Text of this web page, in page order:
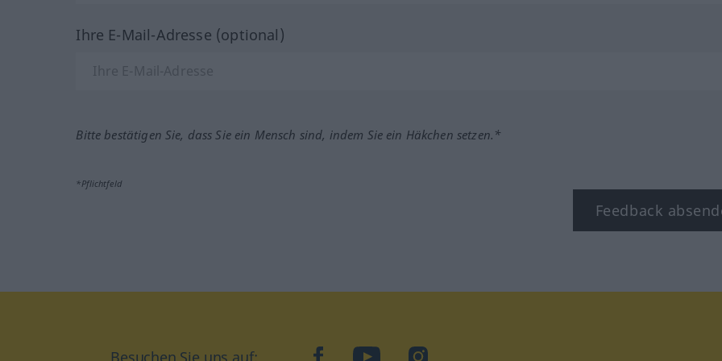
Ihre E-Mail-Adresse (optional)
Bitte bestätigen Sie, dass Sie ein Mensch sind, indem Sie ein Häkchen setzen.*
*Pflichtfeld
Feedback
Besuchen Sie uns auf: facebookYouTubeInstagram